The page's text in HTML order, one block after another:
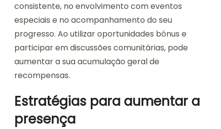
consistente, no envolvimento com eventos
especiais e no acompanhamento do seu
progresso. Ao utilizar oportunidades bónus e
participar em discussões comunitárias, pode
aumentar a sua acumulação geral de
recompensas.
Estratégias para aumentar a
presença